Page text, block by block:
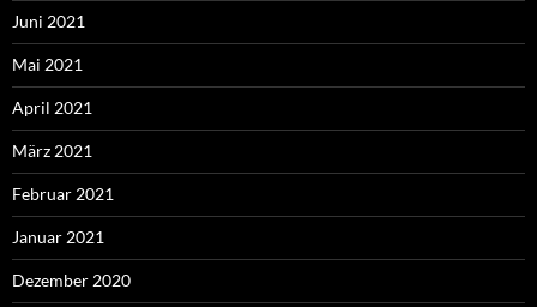
Juni 2021
Mai 2021
April 2021
März 2021
Februar 2021
Januar 2021
Dezember 2020